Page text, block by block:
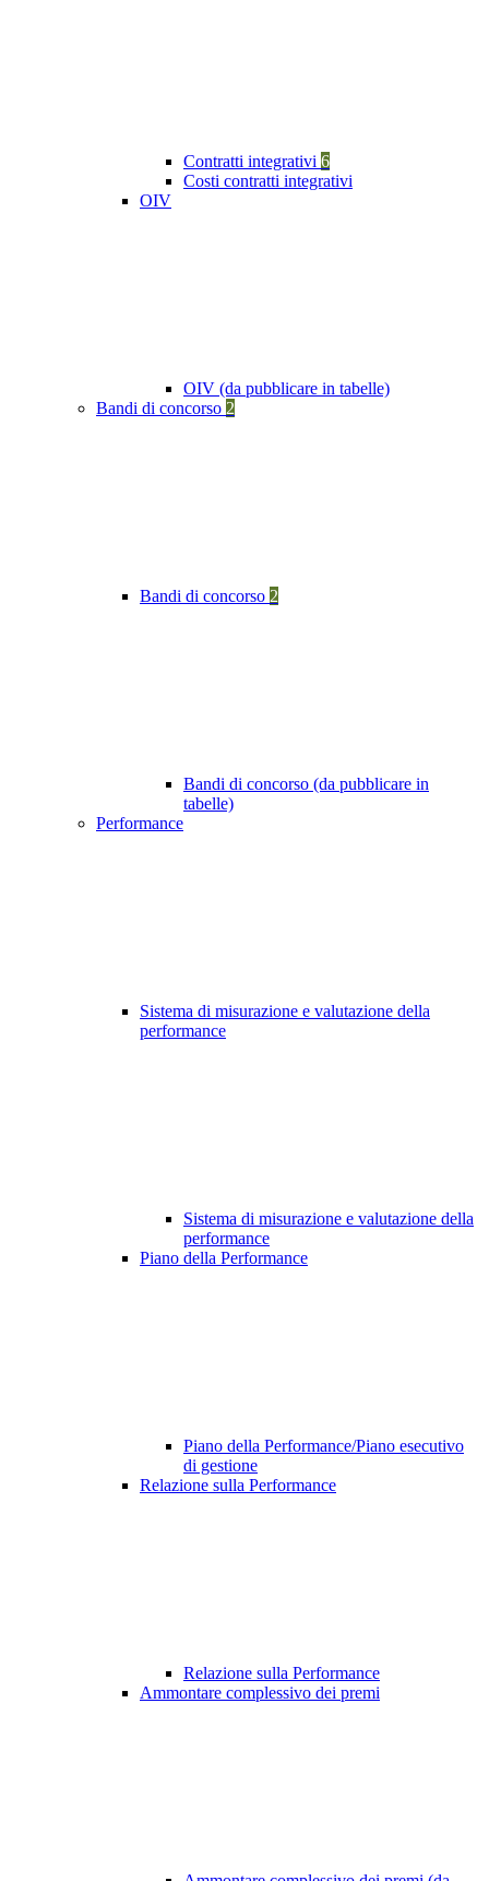
Contratti integrativi 6
Costi contratti integrativi
OIV
OIV (da pubblicare in tabelle)
Bandi di concorso 2
Bandi di concorso 2
Bandi di concorso (da pubblicare in
tabelle)
Performance
Sistema di misurazione e valutazione della
performance
Sistema di misurazione e valutazione della
performance
Piano della Performance
Piano della Performance/Piano esecutivo
di gestione
Relazione sulla Performance
Relazione sulla Performance
Ammontare complessivo dei premi